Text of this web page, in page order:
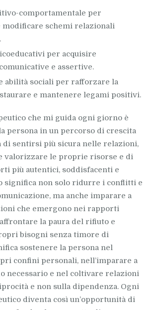
comportamentale per
modificare schemi relazionali
per acquisire
e assertive.
abilità sociali per rafforzare la
e mantenere legami positivi.
che mi guida ogni giorno è
persona in un percorso di crescita
di sentirsi più sicura nelle relazioni,
valorizzare le proprie risorse e di
più autentici, soddisfacenti e
significa non solo ridurre i conflitti e
ma anche imparare a
che emergono nei rapporti
la paura del rifiuto e
bisogni senza timore di
sostenere la persona nel
confini personali, nell’imparare a
necessario e nel coltivare relazioni
e non sulla dipendenza. Ogni
diventa così un’opportunità di